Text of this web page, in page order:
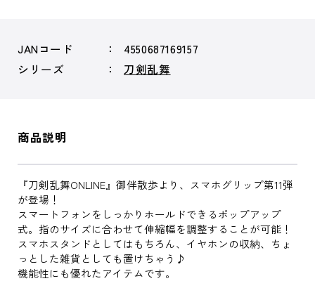
JANコード
4550687169157
シリーズ
刀剣乱舞
商品説明
『刀剣乱舞ONLINE』御伴散歩より、スマホグリップ第11弾
が登場！
スマートフォンをしっかりホールドできるポップアップ
式。指のサイズに合わせて伸縮幅を調整することが可能！
スマホスタンドとしてはもちろん、イヤホンの収納、ちょ
っとした雑貨としても置けちゃう♪
機能性にも優れたアイテムです。